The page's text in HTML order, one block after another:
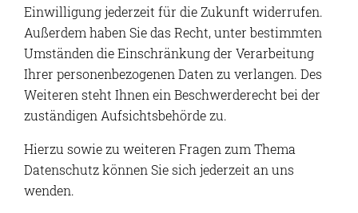
Einwilligung jederzeit für die Zukunft widerrufen.
Außerdem haben Sie das Recht, unter bestimmten
Umständen die Einschränkung der Verarbeitung
Ihrer personenbezogenen Daten zu verlangen. Des
Weiteren steht Ihnen ein Beschwerderecht bei der
zuständigen Aufsichtsbehörde zu.
Hierzu sowie zu weiteren Fragen zum Thema
Datenschutz können Sie sich jederzeit an uns
wenden.